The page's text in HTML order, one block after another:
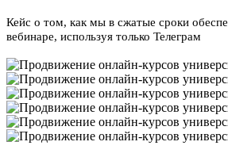
Кейс о том, как мы в сжатые сроки
вебинаре, используя только Телеграм